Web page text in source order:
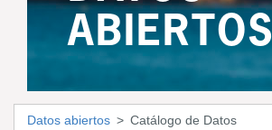
ABIERTOS
Datos abiertos Catálogo de Datos